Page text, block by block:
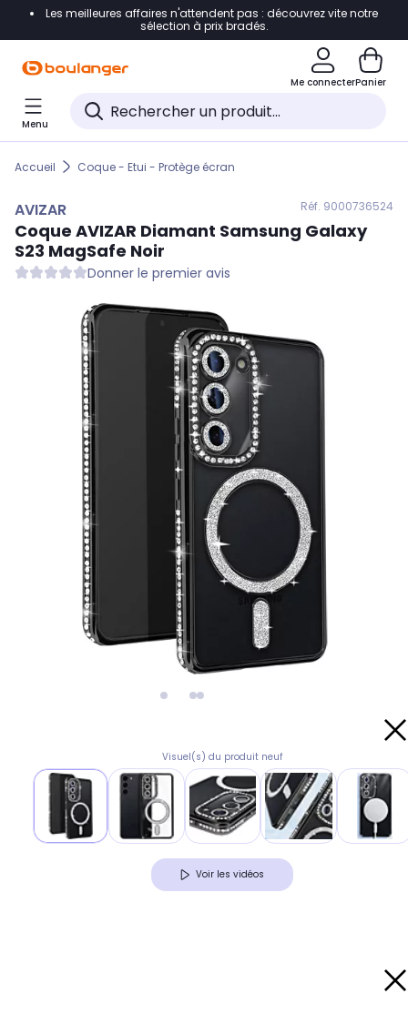
Accéder directement à la navigation
Accéder directement au pied de page
Accéder directement au chatbot
Les meilleures affaires n'attendent pas : découvrez vite notre
sélection à prix bradés.
Me connecterPanier
Menu
Accueil Coque - Etui - Protège écran
AVIZAR Réf. 9000736524
Coque AVIZAR Diamant Samsung Galaxy
S23 MagSafe Noir
Donner le premier avis
Visuel(s) du produit neuf
Voir les vidéos